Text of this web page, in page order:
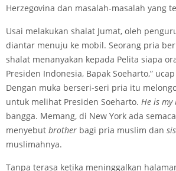
Herzegovina dan masalah-masalah yang
Usai melakukan shalat Jumat, oleh
diantar menuju ke mobil. Seorang pria
shalat menanyakan kepada Pelita siapa
Presiden Indonesia, Bapak Soeharto,”
Dengan muka berseri-seri pria itu
untuk melihat Presiden Soeharto. He is my
bangga. Memang, di New York ada
menyebut brother bagi pria muslim dan
muslimahnya.
Tanpa terasa ketika meninggalkan